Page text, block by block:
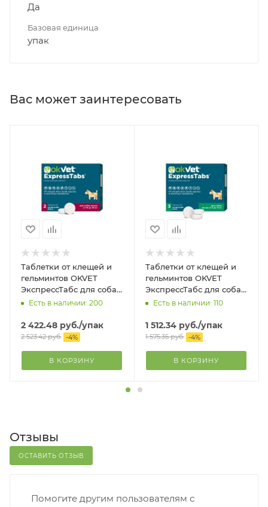
Да
Базовая единица
упак
Вас может заинтересовать
Таблетки от клещей и
гельминтов OKVET
ЭкспрессТабс для собак
от 15 кг до 30 кг со
Есть в наличии: 200
2 422.48 руб./упак
2 523.42руб. -4%
В КОРЗИНУ
Таблетки от клещей и
гельминтов OKVET
ЭкспрессТабс для собак
от 5 кг до 15 кг со вкусом
Есть в наличии: 110
1 512.34 руб./упак
1 575.35руб. -4%
В КОРЗИНУ
Отзывы
ОСТАВИТЬ ОТЗЫВ
Помогите другим пользователям с